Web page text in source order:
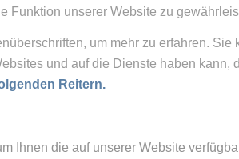
Funktion unserer Website zu
um mehr zu erfahren.
und auf die Dienste haben kann,
Reitern.
Ihnen die auf unserer Website